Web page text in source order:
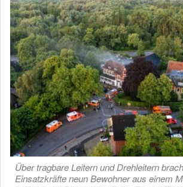
Über tragbare Leitern und Drehleitern
Einsatzkräfte neun Bewohner aus einem